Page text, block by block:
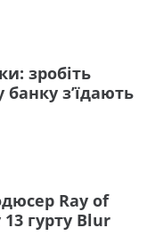
зробіть
з’їдають
Ray of
гурту Blur